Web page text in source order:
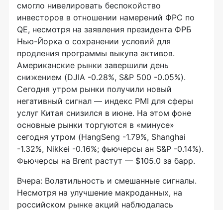
смогло нивелировать беспокойство
инвесторов в отношении намерений ФРС по
QE, несмотря на заявления президента ФРБ
Нью-Йорка о сохранении условий для
продления программы выкупа активов.
Американские рынки завершили день
снижением (DJIA -0.28%, S&P 500 -0.05%).
Сегодня утром рынки получили новый
негативный сигнал — индекс PMI для сферы
услуг Китая снизился в июне. На этом фоне
основные рынки торгуются в «минусе»
сегодня утром (HangSeng -1.79%, Shanghai
-1.32%, Nikkei -0.16%; фьючерсы ан S&P -0.14%).
Фьючерсы на Brent растут — $105.0 за барр.
Вчера: Волатильность и смешанные сигналы.
Несмотря на улучшение макроданных, на
российском рынке акций наблюдалась